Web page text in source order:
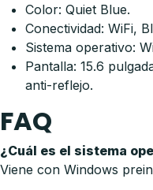
Color: Quiet Blue.
Conectividad: WiFi,
Sistema operativo:
Pantalla: 15.6
anti-reflejo.
FAQ
¿Cuál es el sistema
Viene con Windows